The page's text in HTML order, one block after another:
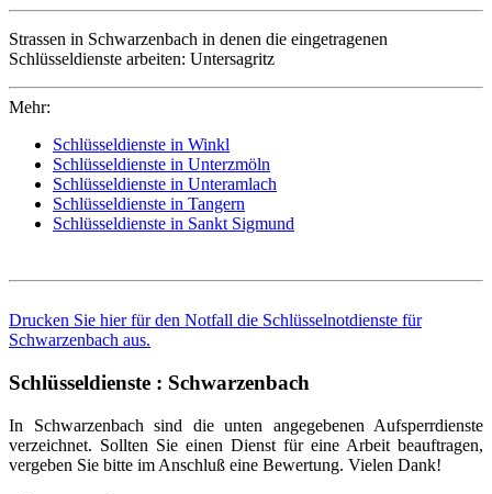
Strassen in Schwarzenbach in denen die eingetragenen
Schlüsseldienste arbeiten: Untersagritz
Mehr:
Schlüsseldienste in Winkl
Schlüsseldienste in Unterzmöln
Schlüsseldienste in Unteramlach
Schlüsseldienste in Tangern
Schlüsseldienste in Sankt Sigmund
Drucken Sie hier für den Notfall die Schlüsselnotdienste für
Schwarzenbach aus.
Schlüsseldienste : Schwarzenbach
In Schwarzenbach sind die unten angegebenen Aufsperrdienste
verzeichnet. Sollten Sie einen Dienst für eine Arbeit beauftragen,
vergeben Sie bitte im Anschluß eine Bewertung. Vielen Dank!